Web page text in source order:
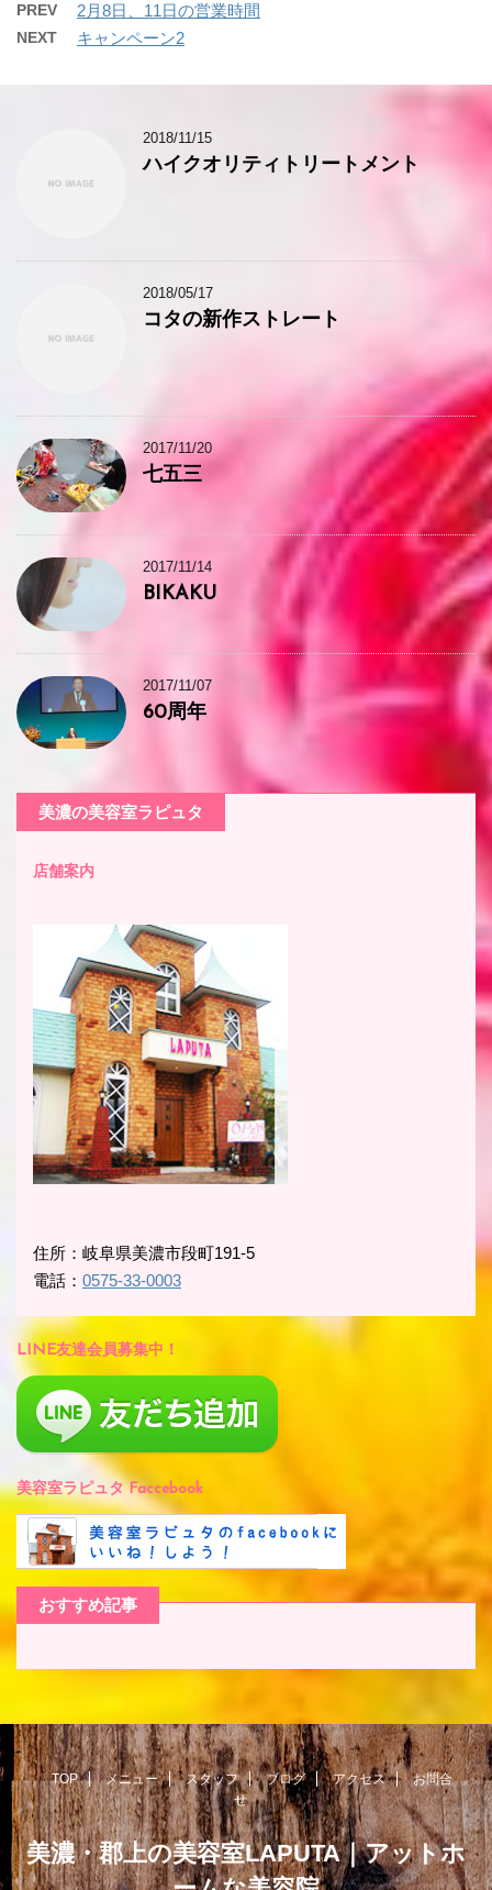
PREV 2月8日、11日の営業時間
NEXT キャンペーン2
2018/11/15
ハイクオリティトリートメント
2018/05/17
コタの新作ストレート
2017/11/20
七五三
2017/11/14
BIKAKU
2017/11/07
60周年
美濃の美容室ラピュタ
店舗案内
住所：岐阜県美濃市段町191-5
電話： 0575-33-0003
LINE友達会員募集中！
美容室ラピュタ Faccebook
おすすめ記事
TOP メニュー スタッフ ブログ アクセス
お問合
せ
美濃・郡上の美容室LAPUTA｜アットホ